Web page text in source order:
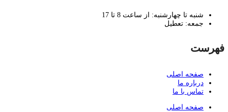
شنبه تا چهارشنبه: از ساعت 8 تا 17
جمعه: تعطیل
فهرست
صفحه اصلی
درباره ما
تماس با ما
صفحه اصلی